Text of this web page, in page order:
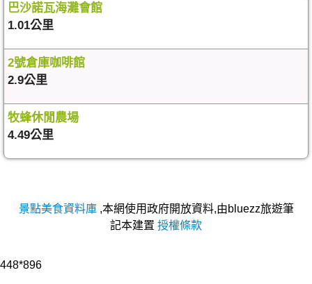
巴沙諾瓦海灘會館
1.01公里
2號倉庫咖啡館
2.9公里
牧蜂休閒農場
4.49公里
景點美食資料庫,本網使用政府開放資料,由bluezz旅遊筆
記本建置 授權條款
448*896